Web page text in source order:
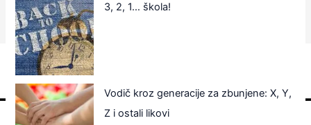
3, 2, 1… škola!
Vodič kroz generacije za zbunjene: X, Y,
Z i ostali likovi